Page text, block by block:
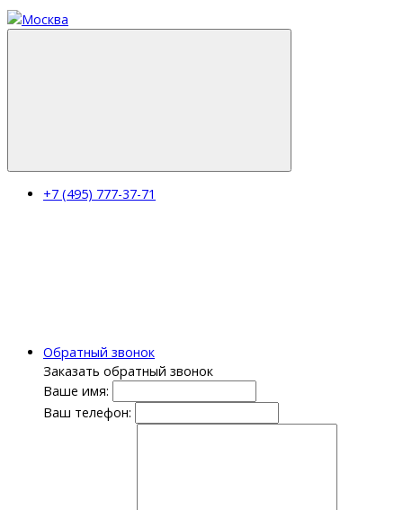
+7 (495) 777-37-71
Обратный звонок
Заказать обратный звонок
Ваше имя:
Ваш телефон: